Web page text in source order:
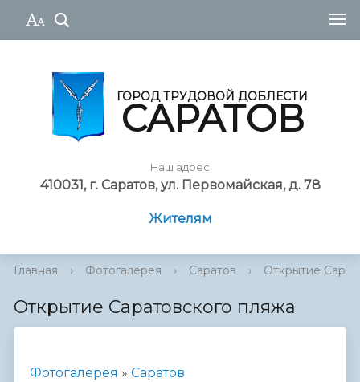
ГОРОД ТРУДОВОЙ ДОБЛЕСТИ
САРАТОВ
Наш адрес
410031, г. Саратов, ул. Первомайская, д. 78
Жителям
Главная › Фотогалерея › Саратов › Открытие
Открытие Саратовского пляжа
Фотогалерея » Саратов